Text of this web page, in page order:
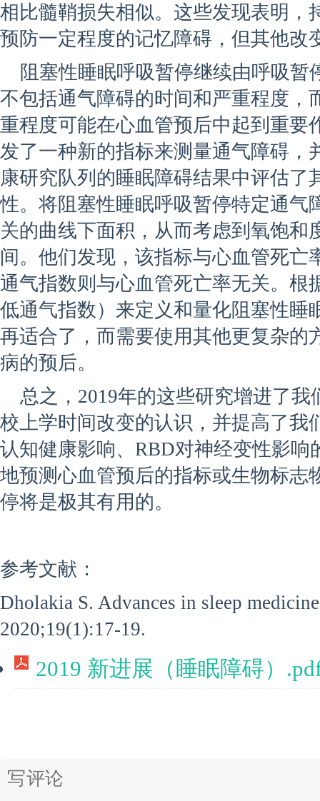
相比髓鞘损失相似。这些发现表明，
预防一定程度的记忆障碍，但其他改
阻塞性睡眠呼吸暂停继续由呼吸暂
不包括通气障碍的时间和严重程度，
重程度可能在心血管预后中起到重要
发了一种新的指标来测量通气障碍，
康研究队列的睡眠障碍结果中评估了
性。将阻塞性睡眠呼吸暂停特定通气
关的曲线下面积，从而考虑到氧饱和
间。他们发现，该指标与心血管死亡
通气指数则与心血管死亡率无关。根
低通气指数）来定义和量化阻塞性睡
再适合了，而需要使用其他更复杂的
病的预后。
总之，2019年的这些研究增进了我
校上学时间改变的认识，并提高了我
认知健康影响、RBD对神经变性影响
地预测心血管预后的指标或生物标志
停将是极其有用的。
参考文献：
Dholakia S. Advances in sleep
2020;19(1):17-19.
2019 新进展（睡眠障碍）